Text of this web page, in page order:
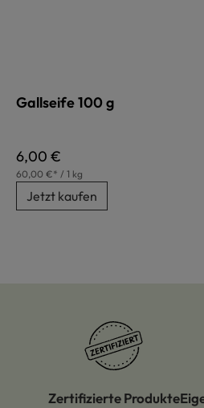
Gallseife 100 g
Regulärer Preis:
6,00 €
60,00 €* / 1 kg
Jetzt kaufen
Zertifizierte Produkte